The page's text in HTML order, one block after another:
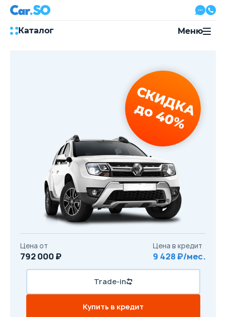
Каталог
8 800 500-03-23
с 08:00 по 20:00, без выходных
Привольная улица, 2, к5
Перезвоните мне
Меню
СКИДКА
до 40%
Цена от
792 000 ₽
Цена в кредит
9 428 ₽/мес.
Trade-in
Купить в кредит